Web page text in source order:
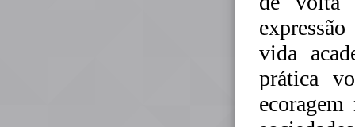
vida
prática